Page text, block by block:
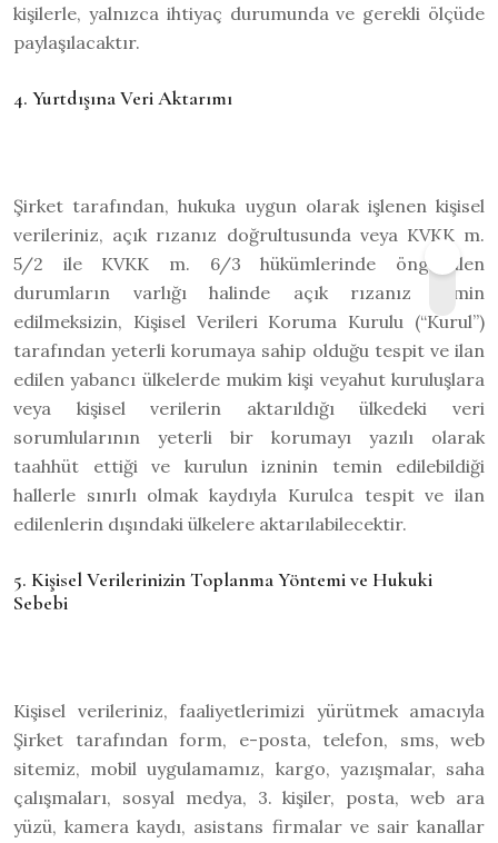
kişilerle, yalnızca ihtiyaç durumunda ve gerekli ölçüde
paylaşılacaktır.
4. Yurtdışına Veri Aktarımı
Şirket tarafından, hukuka uygun olarak işlenen kişisel
verileriniz, açık rızanız doğrultusunda veya KVKK m.
5/2 ile KVKK m. 6/3 hükümlerinde öngörülen
durumların varlığı halinde açık rızanız temin
edilmeksizin, Kişisel Verileri Koruma Kurulu (“Kurul”)
tarafından yeterli korumaya sahip olduğu tespit ve ilan
edilen yabancı ülkelerde mukim kişi veyahut kuruluşlara
veya kişisel verilerin aktarıldığı ülkedeki veri
sorumlularının yeterli bir korumayı yazılı olarak
taahhüt ettiği ve kurulun izninin temin edilebildiği
hallerle sınırlı olmak kaydıyla Kurulca tespit ve ilan
edilenlerin dışındaki ülkelere aktarılabilecektir.
5. Kişisel Verilerinizin Toplanma Yöntemi ve Hukuki
Sebebi
Kişisel verileriniz, faaliyetlerimizi yürütmek amacıyla
Şirket tarafından form, e-posta, telefon, sms, web
sitemiz, mobil uygulamamız, kargo, yazışmalar, saha
çalışmaları, sosyal medya, 3. kişiler, posta, web ara
yüzü, kamera kaydı, asistans firmalar ve sair kanallar